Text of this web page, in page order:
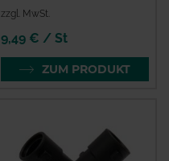
zzgl. MwSt.
9,49 € / St
ZUM PRODUKT